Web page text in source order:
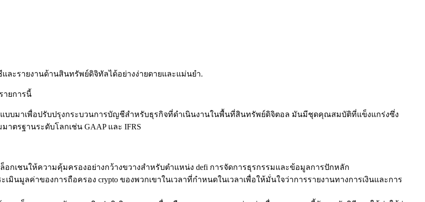
และรายงานด้านสินทรัพย์ดิจิทัลได้อย่างง่ายดายและแม่นยำ.
ายการนี้
กแบบมาเพื่อปรับปรุงกระบวนการบัญชีสำหรับธุรกิจที่ดำเนินงานในพื้นที่สินทรัพย์ดิจิตอล มันมีชุดคุณสมบัติที่แข็งแกร่งซึ่ง
ตรฐานระดับโลกเช่น GAAP และ IFRS
กเชนให้ความคุ้มครองอย่างกว้างขวางสำหรับตำแหน่ง defi การจัดการธุรกรรมและข้อมูลการปักหลัก
มูลค่าของการถือครอง crypto ของพวกเขาในเวลาที่กำหนดในเวลาเพื่อให้มั่นใจว่าการรายงานทางการเงินและการ